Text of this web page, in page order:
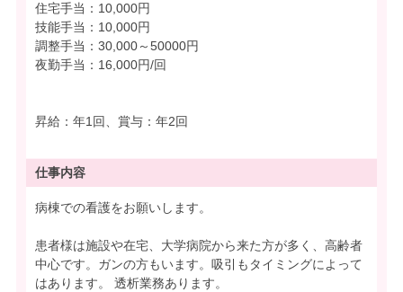
住宅手当：10,000円
技能手当：10,000円
調整手当：30,000～50000円
夜勤手当：16,000円/回
昇給：年1回、賞与：年2回
仕事内容
病棟での看護をお願いします。
患者様は施設や在宅、大学病院から来た方が多く、高齢者
中心です。ガンの方もいます。吸引もタイミングによって
はあります。 透析業務あります。